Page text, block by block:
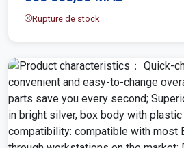
Rupture de stock